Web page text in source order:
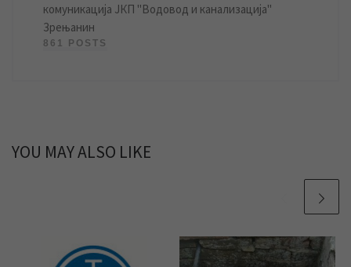
комуникација ЈКП "Водовод и канализација"
Зрењанин
861 POSTS
YOU MAY ALSO LIKE